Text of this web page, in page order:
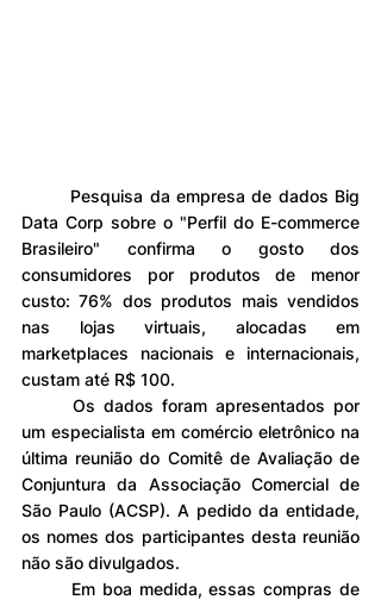
Data Corp sobre o "Perfil do E-commerce
Brasileiro" confirma o gosto dos
consumidores por produtos de menor
custo: 76% dos produtos mais vendidos
nas lojas virtuais, alocadas em
marketplaces nacionais e internacionais,
custam até R$ 100.
um especialista em comércio eletrônico na
última reunião do Comitê de Avaliação de
Conjuntura da Associação Comercial de
São Paulo (ACSP). A pedido da entidade,
os nomes dos participantes desta reunião
não são divulgados.